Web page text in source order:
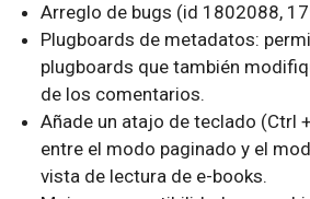
Arreglo de bugs (id 1802088,
Plugboards de metadatos:
plugboards que también
de los comentarios.
Añade un atajo de teclado (Ctrl
entre el modo paginado y el
vista de lectura de e-books.